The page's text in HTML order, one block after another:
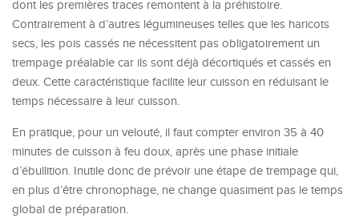
dont les premières traces remontent à la préhistoire.
Contrairement à d’autres légumineuses telles que les haricots
secs, les pois cassés ne nécessitent pas obligatoirement un
trempage préalable car ils sont déjà décortiqués et cassés en
deux. Cette caractéristique facilite leur cuisson en réduisant le
temps nécessaire à leur cuisson.
En pratique, pour un velouté, il faut compter environ 35 à 40
minutes de cuisson à feu doux, après une phase initiale
d’ébullition. Inutile donc de prévoir une étape de trempage qui,
en plus d’être chronophage, ne change quasiment pas le temps
global de préparation.